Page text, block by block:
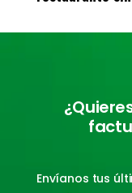
Envíanos tus